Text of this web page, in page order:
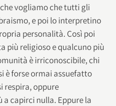
vogliamo che tutti gli
e poi lo interpretino
personalità. Così poi
più religioso e qualcuno più
è irriconoscibile, chi
è forse ormai assuefatto
respira, oppure
a capirci nulla. Eppure la